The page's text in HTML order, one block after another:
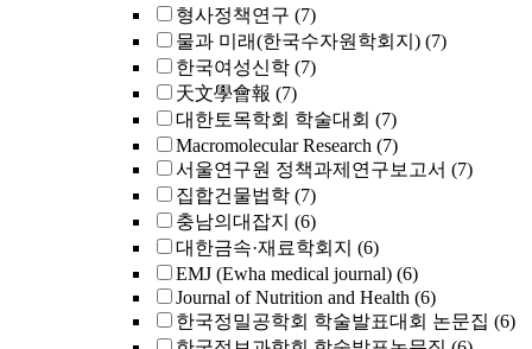
형사정책연구 (7)
물과 미래(한국수자원학회지) (7)
한국여성신학 (7)
天文學會報 (7)
대한토목학회 학술대회 (7)
Macromolecular Research (7)
서울연구원 정책과제연구보고서 (7)
집합건물법학 (7)
충남의대잡지 (6)
대한금속·재료학회지 (6)
EMJ (Ewha medical journal) (6)
Journal of Nutrition and Health (6)
한국정밀공학회 학술발표대회 논문집 (6)